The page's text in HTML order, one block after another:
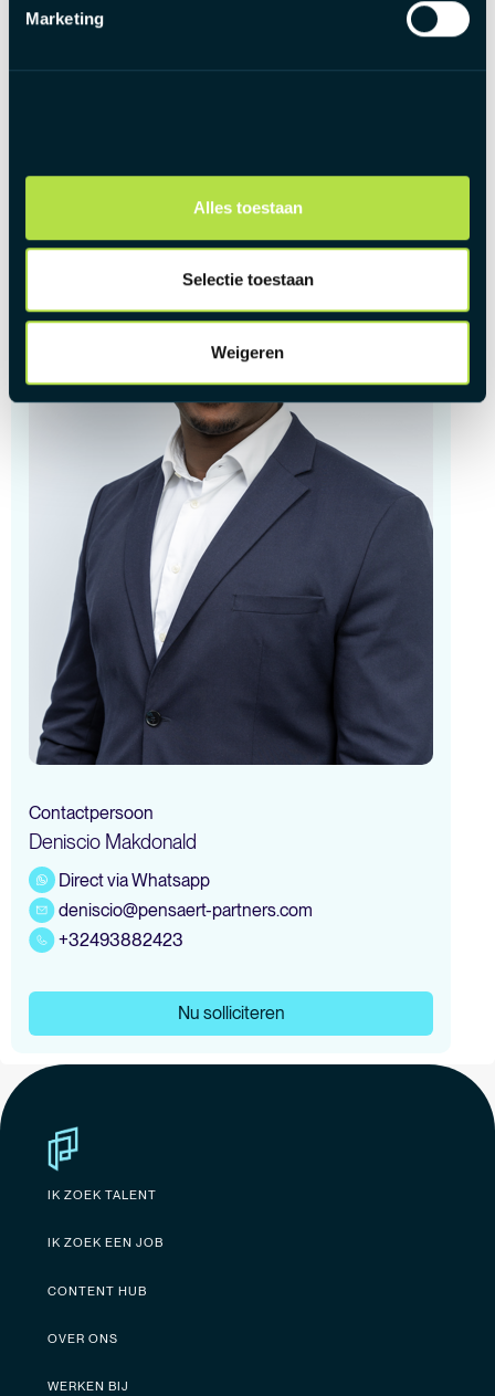
Marketing
Alles toestaan
Selectie toestaan
Weigeren
Personeelskorting en toegang tot Benefits At Work met
Contactpersoon
Deniscio Makdonald
Direct via Whatsapp
deniscio@pensaert-partners.com
+32493882423
Nu solliciteren
IK ZOEK TALENT
IK ZOEK EEN JOB
CONTENT HUB
OVER ONS
WERKEN BIJ